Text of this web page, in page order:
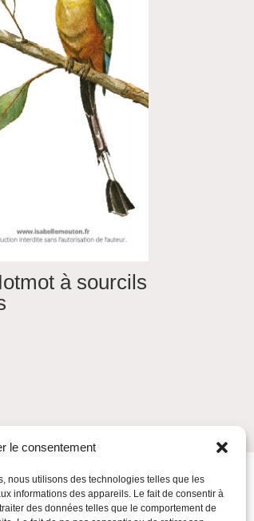
le consentement
nous utilisons des technologies telles que les
informations des appareils. Le fait de consentir à
des données telles que le comportement de
à sourcils